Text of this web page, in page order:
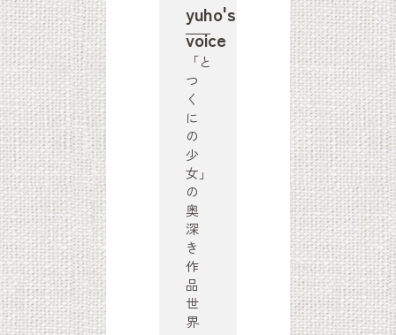
yuho's
voice
「と
つ
く
に
の
少
女」
の
奥
深
き
作
品
世
界